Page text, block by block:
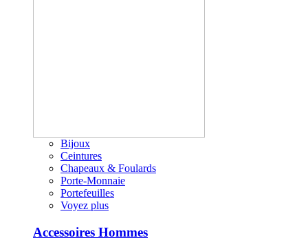
Bijoux
Ceintures
Chapeaux & Foulards
Porte-Monnaie
Portefeuilles
Voyez plus
Accessoires Hommes